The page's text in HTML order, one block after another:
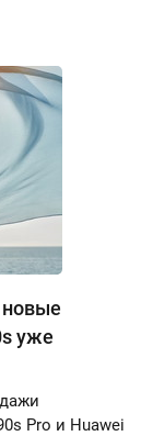
уже
Pro и Huawei